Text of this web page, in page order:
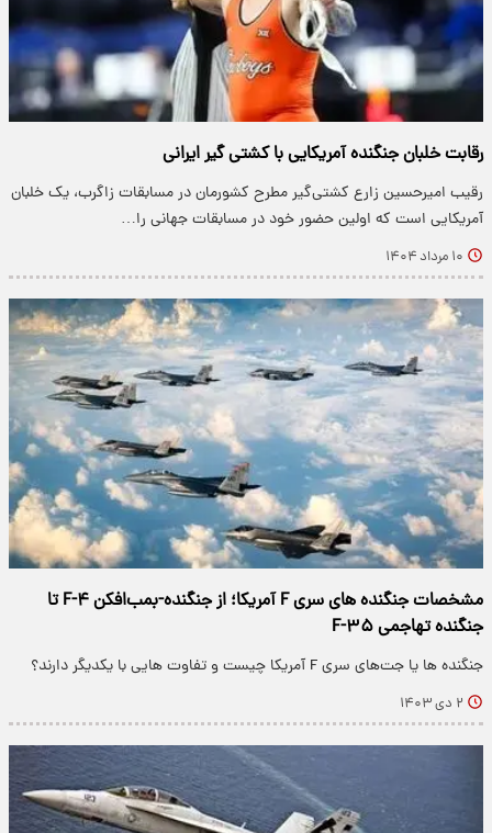
رقابت خلبان جنگنده آمریکایی با کشتی گیر ایرانی
رقیب امیرحسین زارع کشتی‌گیر مطرح کشورمان در مسابقات زاگرب، یک خلبان
آمریکایی است که اولین حضور خود در مسابقات جهانی را…
۱۰ مرداد ۱۴۰۴
مشخصات جنگنده های سری F آمریکا؛ از جنگنده-بمب‌افکن F-۴ تا
جنگنده تهاجمی F-۳۵
جنگنده ها یا جت‌های سری F آمریکا چیست و تفاوت هایی با یکدیگر دارند؟
۲ دی ۱۴۰۳